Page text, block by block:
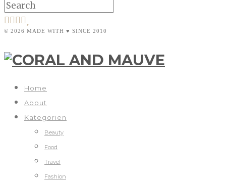
© 2026 MADE WITH ♥ SINCE 2010
Home
About
Kategorien
Beauty
Food
Travel
Fashion